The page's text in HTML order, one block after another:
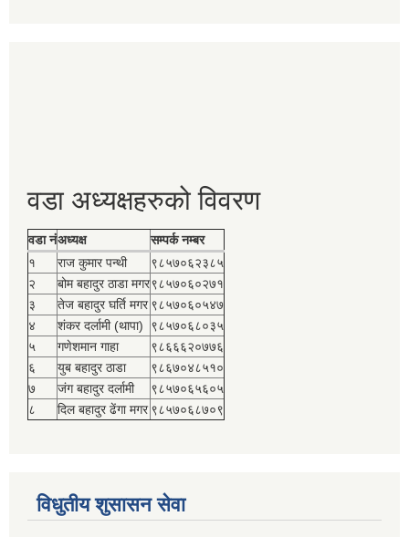
वडा अध्यक्षहरुको विवरण
वडा नंअध्यक्ष
सम्पर्क नम्बर
१
राज कुमार पन्थी
९८५७०६२३८५
२
बोम बहादुर ठाडा मगर९८५७०६०२७१
३
तेज बहादुर घर्ति मगर ९८५७०६०५४७
४
शंकर दर्लामी (थापा)
९८५७०६८०३५
५
गणेशमान गाहा
९८६६६२०७७६
६
युब बहादुर ठाडा
९८६७०४८५१०
७
जंग बहादुर दर्लामी
९८५७०६५६०५
८
दिल बहादुर ढेंगा मगर ९८५७०६८७०९
विधुतीय शुसासन सेवा